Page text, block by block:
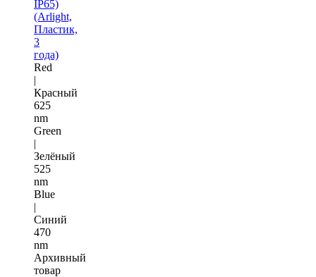
IP65)
(Arlight,
Пластик,
3
года)
Red
|
Красный
625
nm
Green
|
Зелёный
525
nm
Blue
|
Синий
470
nm
Архивный
товар